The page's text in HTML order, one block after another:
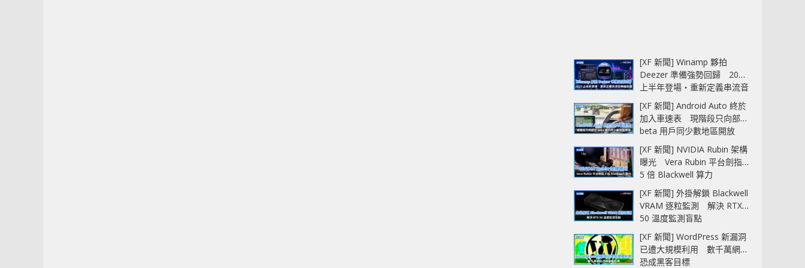
[XF 新聞] Winamp 夥拍
Deezer 準備強勢回歸 2027
上半年登場‧重新定義串流音
樂播放器
[XF 新聞] Android Auto 終於
加入車速表 現階段只向部分
beta 用戶同少數地區開放
[XF 新聞] NVIDIA Rubin 架構
曝光 Vera Rubin 平台劍指
5 倍 Blackwell 算力
[XF 新聞] 外掛解鎖 Blackwell
VRAM 逐粒監測 解決 RTX
50 溫度監測盲點
[XF 新聞] WordPress 新漏洞
已遭大規模利用 數千萬網站
恐成黑客目標